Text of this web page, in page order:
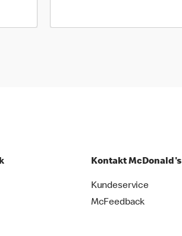
Kontakt McDonald's
Kundeservice
McFeedback